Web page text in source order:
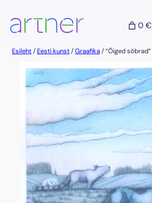
sisu
juurde
0 €
Esileht/ Eesti kunst/Graafika/ “Õiged sõbrad”